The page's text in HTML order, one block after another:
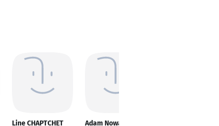
Line CHAPTCHET Adam Nowak